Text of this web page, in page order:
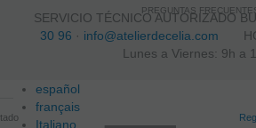
SERVICIO TÉCNICO AUTORIZADO
30 96 · info@atelierdecelia.com
Lunes a Viernes: 9h a
español
français
Italiano
PREGUNTAS